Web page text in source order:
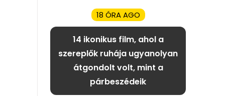
18 ÓRA AGO
14 ikonikus film, ahol a
szereplők ruhája ugyanolyan
átgondolt volt, mint a
párbeszédeik